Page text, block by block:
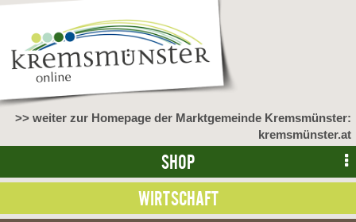
>> weiter zur Homepage der Marktgemeinde Kremsmünster:
kremsmünster.at
SHOP
WIRTSCHAFT